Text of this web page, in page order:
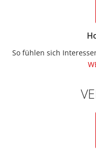
So fühlen sich